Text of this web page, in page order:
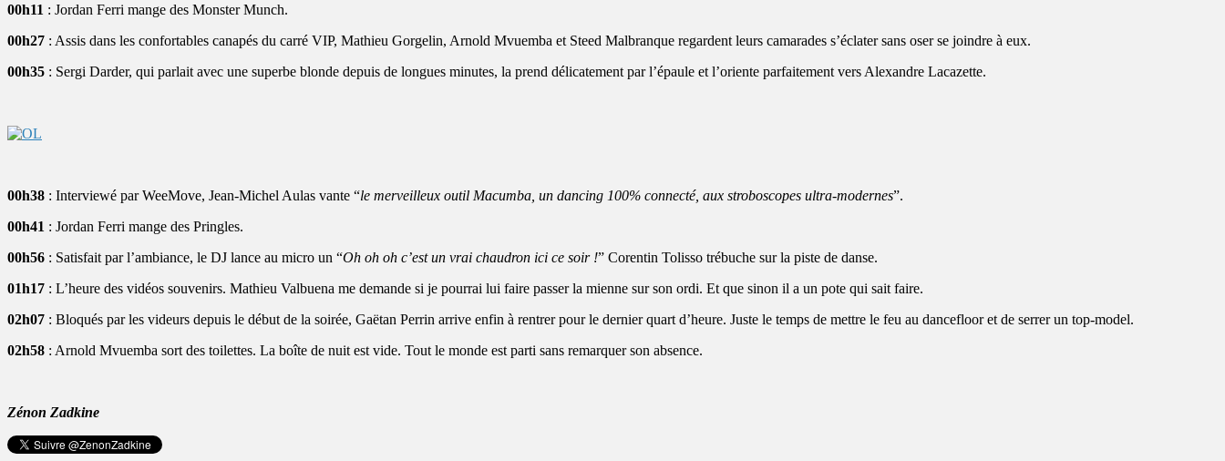
00h11 : Jordan Ferri mange des Monster Munch.
00h27 : Assis dans les confortables canapés du carré VIP, Mathieu Gorgelin, Arnold Mvuemba et Steed Malbranque regardent leurs camarades s’éclater sans oser se joindre à eux.
00h35 : Sergi Darder, qui parlait avec une superbe blonde depuis de longues minutes, la prend délicatement par l’épaule et l’oriente parfaitement vers Alexandre Lacazette.
00h38 : Interviewé par WeeMove, Jean-Michel Aulas vante “le merveilleux outil Macumba, un dancing 100% connecté, aux stroboscopes ultra-modernes”.
00h41 : Jordan Ferri mange des Pringles.
00h56 : Satisfait par l’ambiance, le DJ lance au micro un “Oh oh oh c’est un vrai chaudron ici ce soir !” Corentin Tolisso trébuche sur la piste de danse.
01h17 : L’heure des vidéos souvenirs. Mathieu Valbuena me demande si je pourrai lui faire passer la mienne sur son ordi. Et que sinon il a un pote qui sait faire.
02h07 : Bloqués par les videurs depuis le début de la soirée, Gaëtan Perrin arrive enfin à rentrer pour le dernier quart d’heure. Juste le temps de mettre le feu au dancefloor et de serrer un top-model.
02h58 : Arnold Mvuemba sort des toilettes. La boîte de nuit est vide. Tout le monde est parti sans remarquer son absence.
Zénon Zadkine